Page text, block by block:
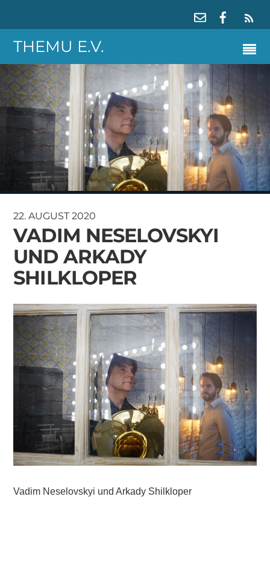
THEMU E.V.
22. AUGUST 2020
VADIM NESELOVSKYI
UND ARKADY
SHILKLOPER
Vadim Neselovskyi und Arkady Shilkloper